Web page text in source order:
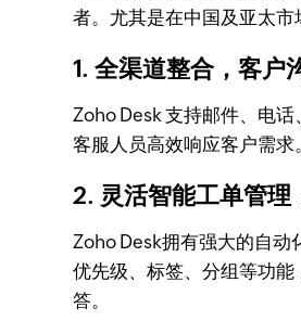
者。尤其是在中国及亚太
1. 全渠道整合，客户
Zoho Desk 支持邮件、电
客服人员高效响应客户需求
2. 灵活智能工单管理
Zoho Desk拥有强大的自动
优先级、标签、分组等功
答。